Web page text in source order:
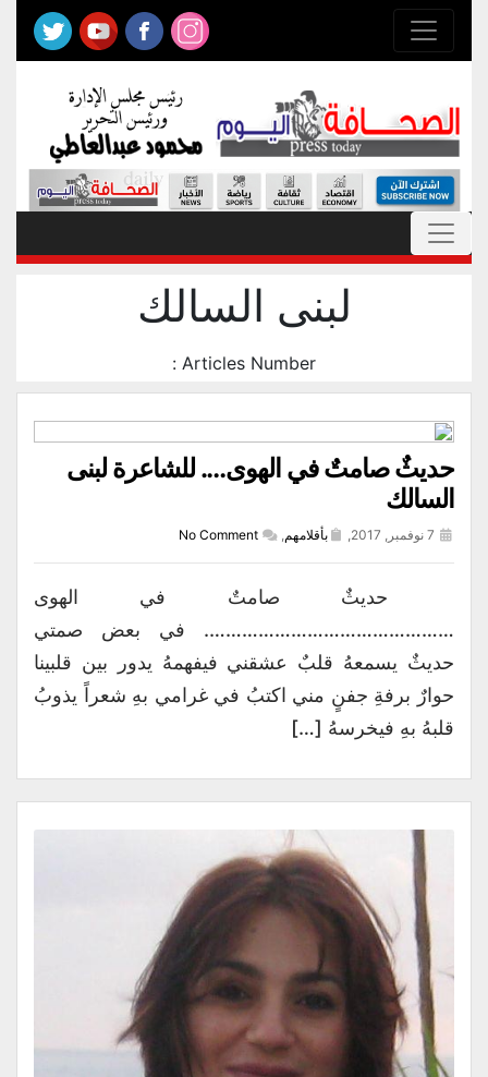
لبنى السالك
Articles Number :
حديثٌ صامتٌ في الهوى…. للشاعرة لبنى
السالك
بأقلامهم,
No Comment
حديثٌ صامتٌ في الهوى
………………………………………. في بعض صمتي
حديثٌ يسمعهُ قلبٌ عشقني فيفهمهُ يدور بين قلبينا
حوارٌ برفةِ جفنٍ مني اكتبُ في غرامي بهِ شعراً يذوبُ
قلبهُ بهِ فيخرسهُ […]